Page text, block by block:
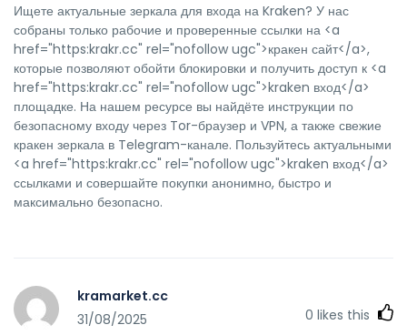
Ищете актуальные зеркала для входа на Kraken? У нас
собраны только рабочие и проверенные ссылки на <a
href="https:krakr.cc" rel="nofollow ugc">кракен сайт</a>,
которые позволяют обойти блокировки и получить доступ к <a
href="https:krakr.cc" rel="nofollow ugc">kraken вход</a>
площадке. На нашем ресурсе вы найдёте инструкции по
безопасному входу через Tor-браузер и VPN, а также свежие
кракен зеркала в Telegram-канале. Пользуйтесь актуальными
<a href="https:krakr.cc" rel="nofollow ugc">kraken вход</a>
ссылками и совершайте покупки анонимно, быстро и
максимально безопасно.
kramarket.cc
31/08/2025
0 likes this